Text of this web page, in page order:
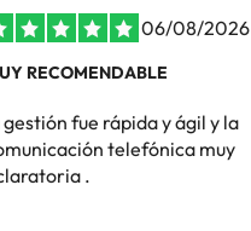
06/08/2026
RECOMENDABLE
gestión fue rápida y ágil y la
telefónica muy
.